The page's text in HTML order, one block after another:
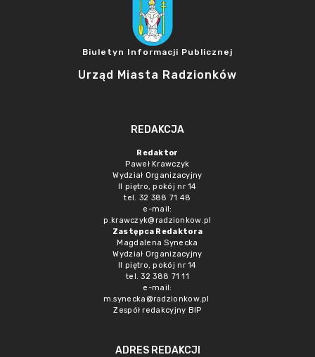
Biuletyn Informacji Publicznej
Urząd Miasta Radzionków
REDAKCJA
Redaktor
Paweł Krawczyk
Wydział Organizacyjny
II piętro, pokój nr 14
tel. 32 388 71 48
e-mail:
p.krawczyk@radzionkow.pl
Zastępca Redaktora
Magdalena Synecka
Wydział Organizacyjny
II piętro, pokój nr 14
tel. 32 388 71 11
e-mail:
m.synecka@radzionkow.pl
Zespół redakcyjny BIP
ADRES REDAKCJI